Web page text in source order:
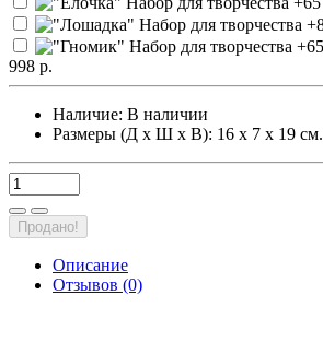
998 р.
Наличие: В наличии
Размеры (Д х Ш х В): 16 х 7 х 19 см.
Продано!
Описание
Отзывов (0)